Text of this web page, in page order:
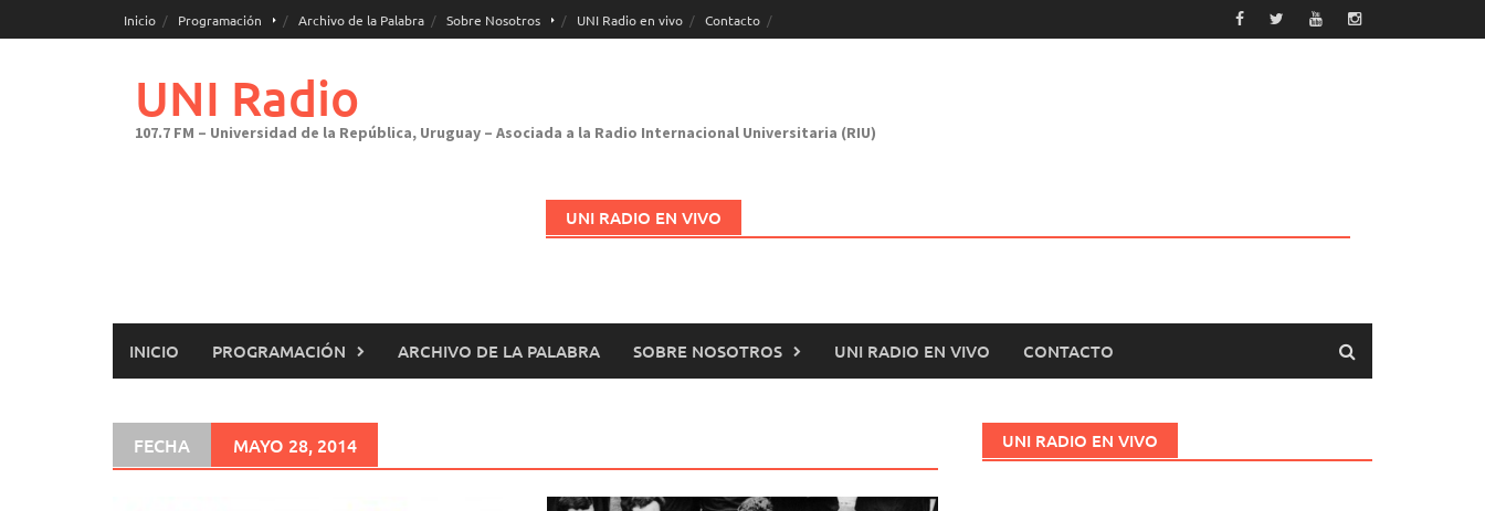
al
Inicio Programación Archivo de la Palabra Sobre Nosotros UNI Radio en vivo Contacto
UNI Radio
107.7 FM – Universidad de la República, Uruguay – Asociada a la Radio Internacional Universitaria (RIU)
UNI RADIO EN VIVO
INICIO PROGRAMACIÓN ARCHIVO DE LA PALABRA SOBRE NOSOTROS UNI RADIO EN VIVO CONTACTO
FECHA MAYO 28, 2014 UNI RADIO EN VIVO